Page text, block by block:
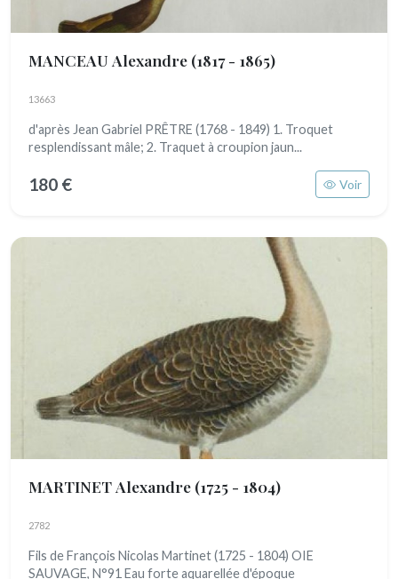
MANCEAU Alexandre (1817 - 1865)
13663
d'après Jean Gabriel PRÊTRE (1768 - 1849) 1. Troquet
resplendissant mâle; 2. Traquet à croupion jaun...
180 € Voir
MARTINET Alexandre (1725 - 1804)
2782
Fils de François Nicolas Martinet (1725 - 1804) OIE
SAUVAGE, N°91 Eau forte aquarellée d'époque